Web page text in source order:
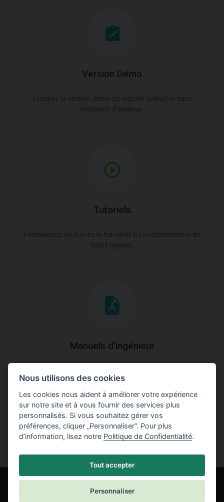
Version Démo
Tutoriels
Manuels d'ingénieur
théoriques et pratiques du fonctionnement des
programmes.
Nous utilisons des cookies
Les cookies nous aident à améliorer votre expérience
sur notre site et à vous fournir des services plus
personnalisés. Si vous souhaitez gérer vos
préférences, cliquer „Personnaliser“. Pour plus
d’information, lisez notre Politique de Confidentialité.
Tout accepter
Personnaliser